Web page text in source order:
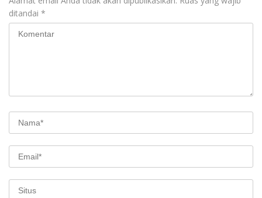
ditandai *